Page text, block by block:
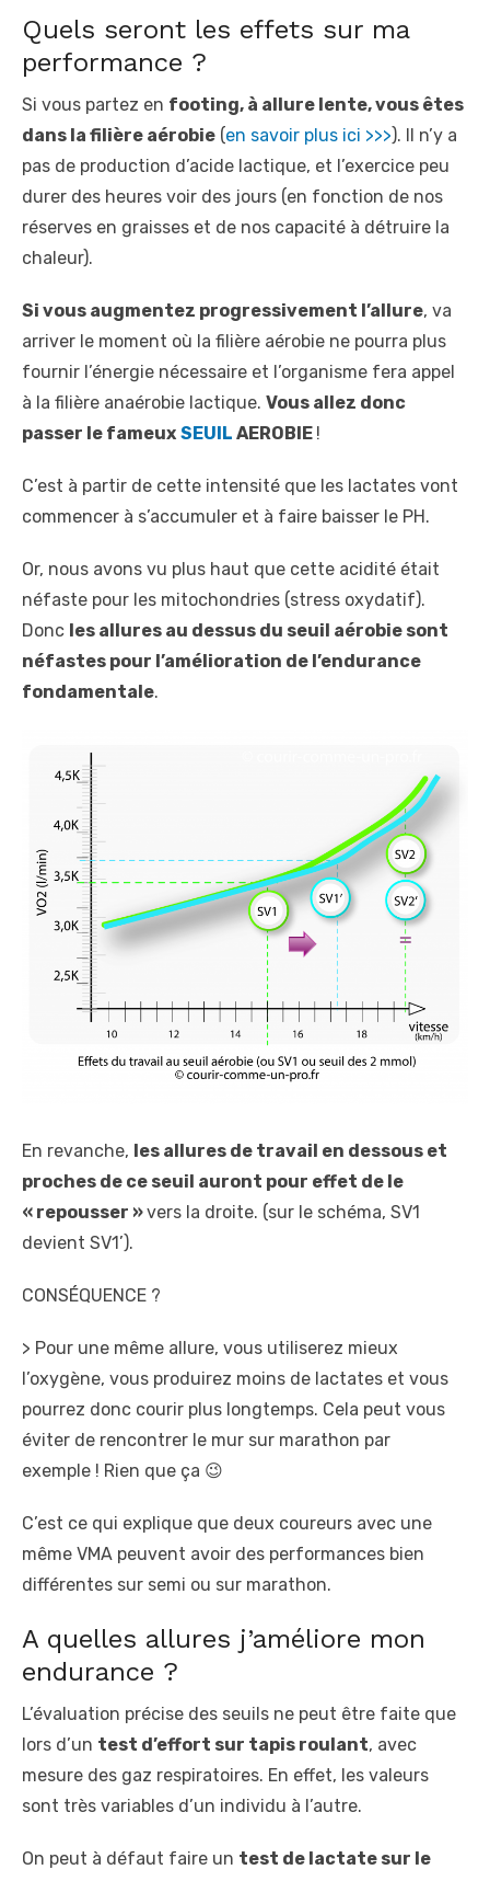
Quels seront les effets sur ma
performance ?
Si vous partez en footing, à allure lente, vous êtes
dans la filière aérobie (en savoir plus ici >>>). Il n’y a
pas de production d’acide lactique, et l’exercice peu
durer des heures voir des jours (en fonction de nos
réserves en graisses et de nos capacité à détruire la
chaleur).
Si vous augmentez progressivement l’allure, va
arriver le moment où la filière aérobie ne pourra plus
fournir l’énergie nécessaire et l’organisme fera appel
à la filière anaérobie lactique. Vous allez donc
passer le fameux SEUIL AEROBIE !
C’est à partir de cette intensité que les lactates vont
commencer à s’accumuler et à faire baisser le PH.
Or, nous avons vu plus haut que cette acidité était
néfaste pour les mitochondries (stress oxydatif).
Donc les allures au dessus du seuil aérobie sont
néfastes pour l’amélioration de l’endurance
fondamentale.
En revanche, les allures de travail en dessous et
proches de ce seuil auront pour effet de le
« repousser »vers la droite. (sur le schéma, SV1
devient SV1’).
CONSÉQUENCE ?
> Pour une même allure, vous utiliserez mieux
l’oxygène, vous produirez moins de lactates et vous
pourrez donc courir plus longtemps. Cela peut vous
éviter de rencontrer le mur sur marathon par
exemple ! Rien que ça 😉
C’est ce qui explique que deux coureurs avec une
même VMA peuvent avoir des performances bien
différentes sur semi ou sur marathon.
A quelles allures j’améliore mon
endurance ?
L’évaluation précise des seuils ne peut être faite que
lors d’un test d’effort sur tapis roulant, avec
mesure des gaz respiratoires. En effet, les valeurs
sont très variables d’un individu à l’autre.
On peut à défaut faire un test de lactate sur le